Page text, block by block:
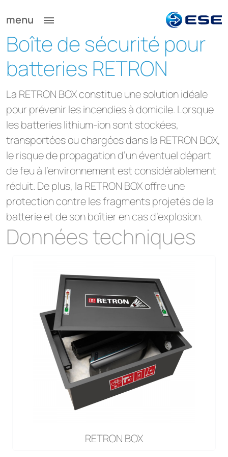
menu
Boîte de sécurité pour
batteries RETRON
La RETRON BOX constitue une solution idéale
pour prévenir les incendies à domicile. Lorsque
les batteries lithium-ion sont stockées,
transportées ou chargées dans la RETRON BOX,
le risque de propagation d’un éventuel départ
de feu à l’environnement est considérablement
réduit. De plus, la RETRON BOX offre une
protection contre les fragments projetés de la
batterie et de son boîtier en cas d’explosion.
Données techniques
RETRON BOX